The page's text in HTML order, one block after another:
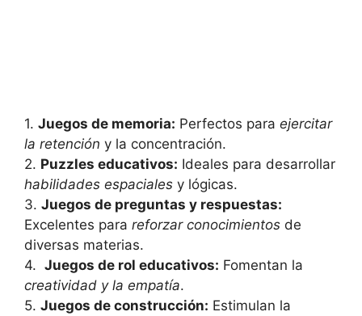
1. Juegos de memoria: Perfectos para ejercitar
la retención y la‌ concentración.
2.​ Puzzles educativos: Ideales para desarrollar
habilidades espaciales y lógicas.
3. Juegos de preguntas y⁣ respuestas:
Excelentes para reforzar conocimientos de
diversas materias.
4. ​ Juegos de rol‌ educativos: Fomentan la⁤
creatividad y la empatía.
5. Juegos ‌de construcción: Estimulan la‍